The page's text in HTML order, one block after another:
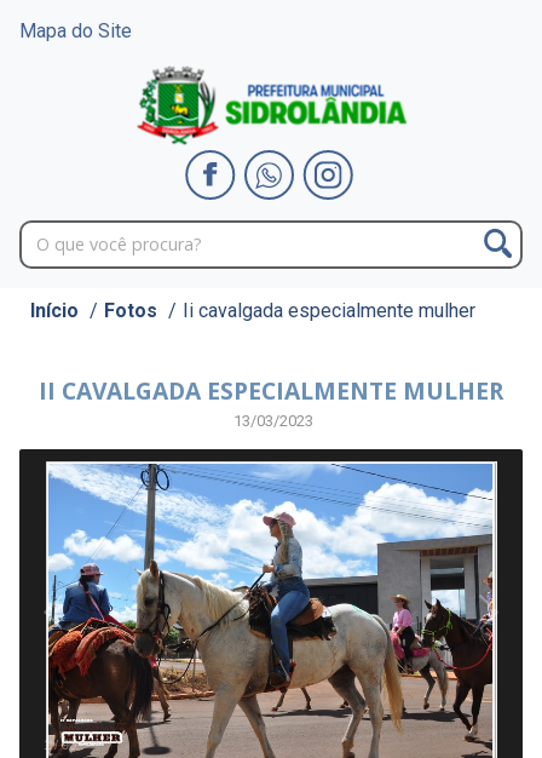
Mapa do Site
Início / Fotos / Ii cavalgada especialmente mulher
II CAVALGADA ESPECIALMENTE MULHER
13/03/2023
1/90